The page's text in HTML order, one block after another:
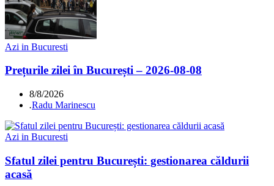
Azi in Bucuresti
Prețurile zilei în București – 2026-08-08
8/8/2026
.Radu Marinescu
Azi in Bucuresti
Sfatul zilei pentru București: gestionarea căldurii
acasă